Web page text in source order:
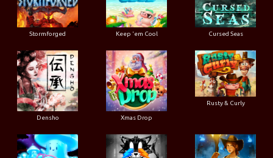
Stormforged Keep 'em Cool Cursed Seas
Densho Xmas Drop
Rusty & Curly